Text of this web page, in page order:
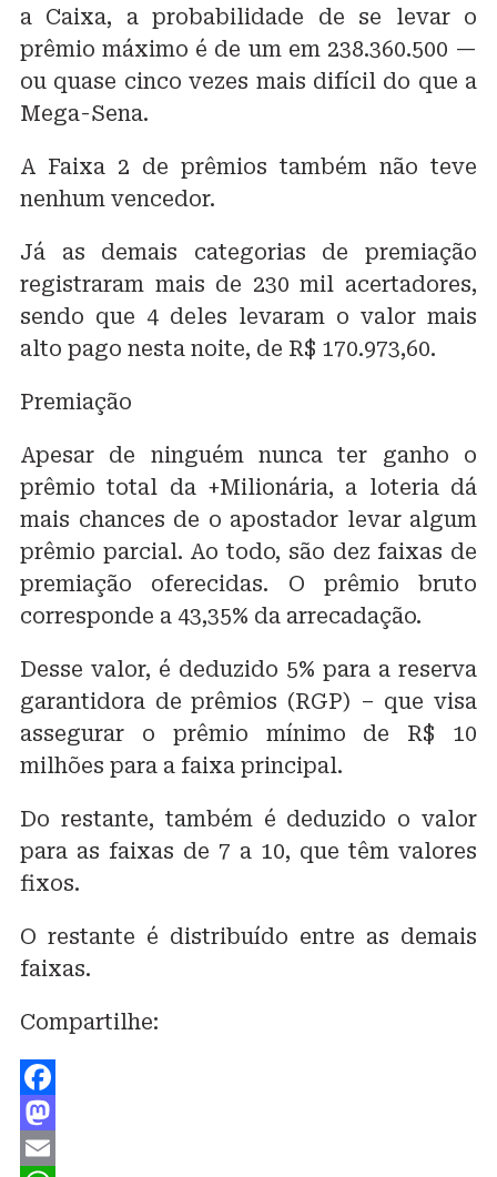
a Caixa, a probabilidade de se levar o
prêmio máximo é de um em 238.360.500 —
ou quase cinco vezes mais difícil do que a
Mega-Sena.
A Faixa 2 de prêmios também não teve
nenhum vencedor.
Já as demais categorias de premiação
registraram mais de 230 mil acertadores,
sendo que 4 deles levaram o valor mais
alto pago nesta noite, de R$ 170.973,60.
Premiação
Apesar de ninguém nunca ter ganho o
prêmio total da +Milionária, a loteria dá
mais chances de o apostador levar algum
prêmio parcial. Ao todo, são dez faixas de
premiação oferecidas. O prêmio bruto
corresponde a 43,35% da arrecadação.
Desse valor, é deduzido 5% para a reserva
garantidora de prêmios (RGP) – que visa
assegurar o prêmio mínimo de R$ 10
milhões para a faixa principal.
Do restante, também é deduzido o valor
para as faixas de 7 a 10, que têm valores
fixos.
O restante é distribuído entre as demais
faixas.
Compartilhe:
Facebook
Mastodon